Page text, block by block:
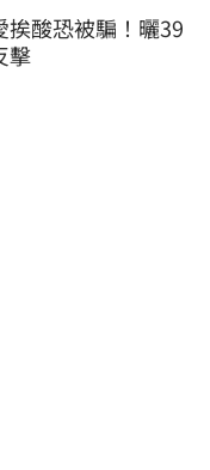
挨酸恐被騙！曬39
擊